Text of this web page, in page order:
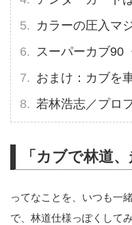
カラーの圧入マ
スーパーカブ90
おまけ：カブを
若林浩志／プロ
「カブで林道
ってなことを、いつも一
で、林道仕様っぽくして